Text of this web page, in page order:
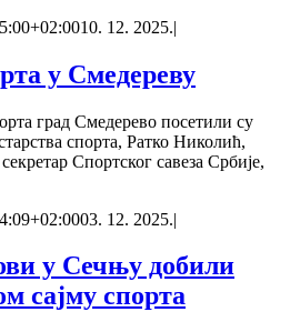
10. 12. 2025.|
у Смедереву
град Смедерево посетили су
спорта, Ратко Николић,
Спортског савеза Србије,
03. 12. 2025.|
у Сечњу добили
сајму спорта